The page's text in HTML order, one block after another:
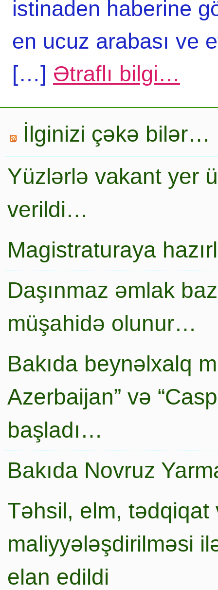
istinaden haberine
en ucuz arabası ve
[…] Ətraflı bilgi…
İlginizi çəkə bilər…
Yüzlərlə vakant yer
verildi…
Magistraturaya
Daşınmaz əmlak
müşahidə olunur…
Bakıda beynəlxalq
Azerbaijan” və
başladı…
Bakıda Novruz
Təhsil, elm,
maliyyələşdirilməsi
elan edildi